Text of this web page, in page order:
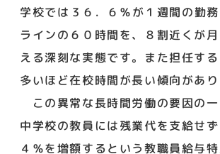
学校では３６．６％が１週間の勤
ラインの６０時間を、８割近くが
える深刻な実態です。また担任す
多いほど在校時間が長い傾向があり
この異常な長時間労働の要因の
中学校の教員には残業代を支給せ
４％を増額するという教職員給与